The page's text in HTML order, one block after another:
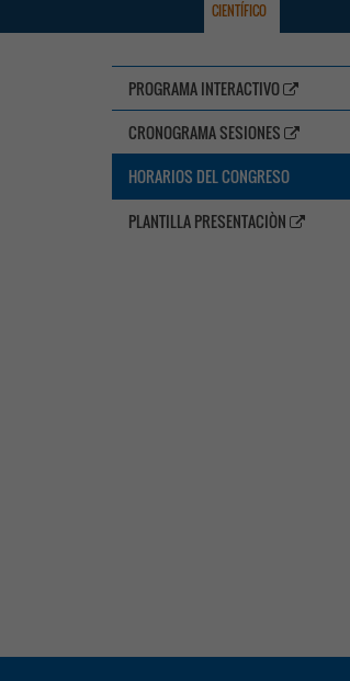
CIENTÍFICO
PROGRAMA INTERACTIVO
CRONOGRAMA SESIONES
HORARIOS DEL CONGRESO
PLANTILLA PRESENTACIÒN